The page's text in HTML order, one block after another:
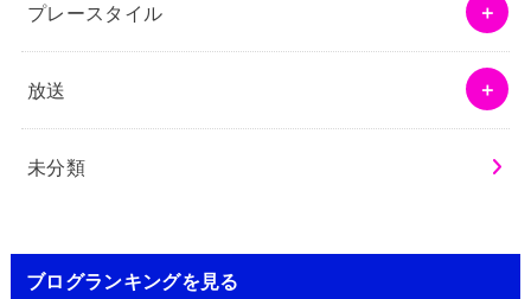
プレースタイル
放送
未分類
ブログランキングを見る